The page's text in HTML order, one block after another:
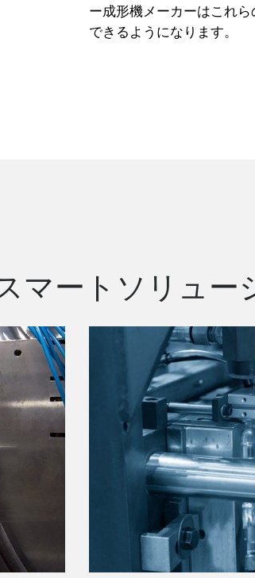
ー成形機メーカーはこれ
できるようになります。
マートソリュー